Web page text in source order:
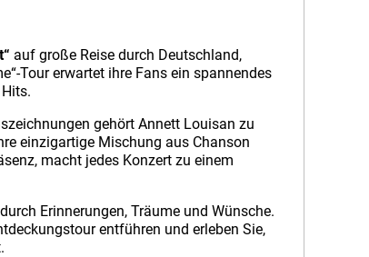
auf große Reise durch Deutschland,
Tour erwartet ihre Fans ein spannendes
gehört Annett Louisan zu
einzigartige Mischung aus Chanson
macht jedes Konzert zu einem
Erinnerungen, Träume und Wünsche.
entführen und erleben Sie,